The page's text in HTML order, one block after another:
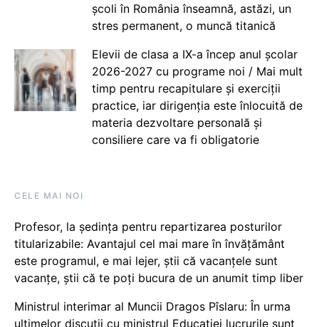
școli în România înseamnă, astăzi, un
stres permanent, o muncă titanică
Elevii de clasa a IX-a încep anul școlar
2026-2027 cu programe noi / Mai mult
timp pentru recapitulare și exerciții
practice, iar dirigenția este înlocuită de
materia dezvoltare personală și
consiliere care va fi obligatorie
CELE MAI NOI
Profesor, la ședința pentru repartizarea posturilor
titularizabile: Avantajul cel mai mare în învățământ
este programul, e mai lejer, știi că vacanțele sunt
vacanţe, știi că te poți bucura de un anumit timp liber
Ministrul interimar al Muncii Dragos Pîslaru: În urma
ultimelor discuții cu ministrul Educației lucrurile sunt